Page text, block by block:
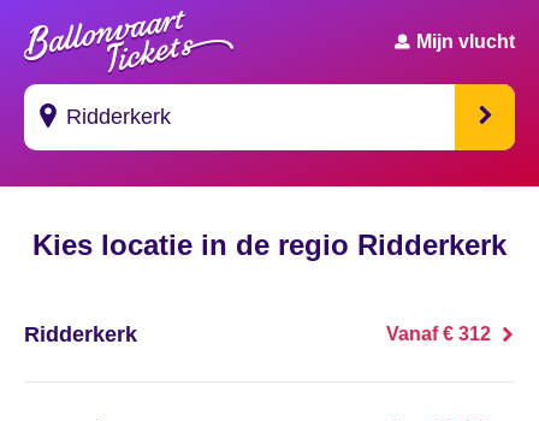
Mijn vlucht
Suggesties
's Gravendeel
Kies locatie in de regio Ridderkerk
Ridderkerk Vanaf € 312